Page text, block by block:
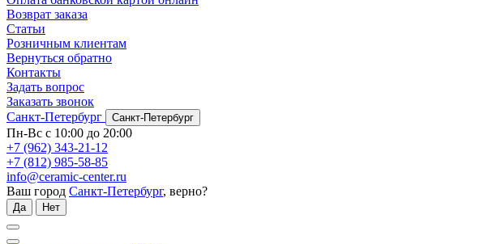
Возврат заказа
Статьи
Розничным клиентам
Вернуться обратно
Контакты
Задать вопрос
Заказать звонок
Санкт-Петербург
Санкт-Петербург
Пн-Вс с 10:00 до 20:00
+7 (962) 343-21-12
+7 (812) 985-58-85
info@ceramic-center.ru
Ваш город Санкт-Петербург, верно?
Да Нет